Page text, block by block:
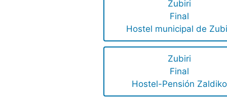
Zubiri
Final
Hostel municipal de
Zubiri
Final
Hostel-Pensión Zaldiko